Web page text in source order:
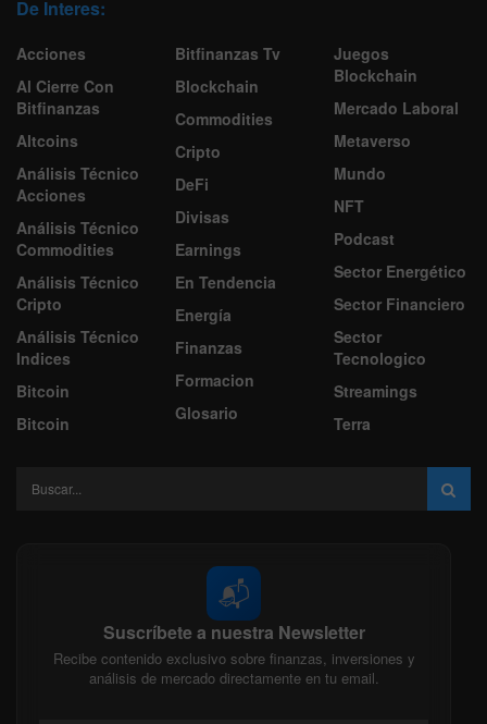
De Interes:
Acciones
Al Cierre Con
Bitfinanzas
Altcoins
Análisis Técnico
Acciones
Análisis Técnico
Commodities
Análisis Técnico
Cripto
Análisis Técnico
Indices
Bitcoin
Bitcoin
Bitfinanzas Tv
Blockchain
Commodities
Cripto
DeFi
Divisas
Earnings
En Tendencia
Energía
Finanzas
Formacion
Glosario
Juegos
Blockchain
Mercado Laboral
Metaverso
Mundo
NFT
Podcast
Sector Energético
Sector Financiero
Sector
Tecnologico
Streamings
Terra
📬
Suscríbete a nuestra Newsletter
Recibe contenido exclusivo sobre finanzas, inversiones y
análisis de mercado directamente en tu email.